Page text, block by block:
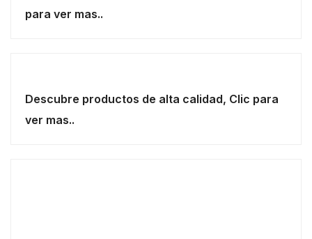
para ver mas..
Descubre productos de alta calidad, Clic para
ver mas..